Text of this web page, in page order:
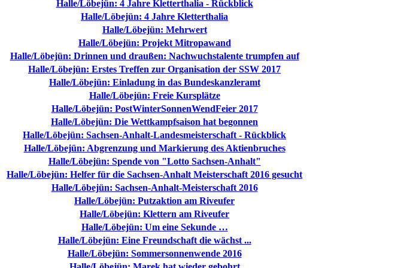
Halle/Löbejün: 4 Jahre Kletterthalia - Rückblick
Halle/Löbejün: 4 Jahre Kletterthalia
Halle/Löbejün: Mehrwert
Halle/Löbejün: Projekt Mitropawand
Halle/Löbejün: Drinnen und draußen: Nachwuchstalente trumpfen auf
Halle/Löbejün: Erstes Treffen zur Organisation der SSW 2017
Halle/Löbejün: Einladung in das Bundeskanzleramt
Halle/Löbejün: Freie Kursplätze
Halle/Löbejün: PostWinterSonnenWendFeier 2017
Halle/Löbejün: Die Wettkampfsaison hat begonnen
Halle/Löbejün: Sachsen-Anhalt-Landesmeisterschaft - Rückblick
Halle/Löbejün: Abgrenzung und Markierung des Aktienbruches
Halle/Löbejün: Spende von "Lotto Sachsen-Anhalt"
Halle/Löbejün: Helfer für die Sachsen-Anhalt Meisterschaft 2016 gesucht
Halle/Löbejün: Sachsen-Anhalt-Meisterschaft 2016
Halle/Löbejün: Putzaktion am Riveufer
Halle/Löbejün: Klettern am Riveufer
Halle/Löbejün: Um eine Sekunde …
Halle/Löbejün: Eine Freundschaft die wächst ...
Halle/Löbejün: Sommersonnenwende 2016